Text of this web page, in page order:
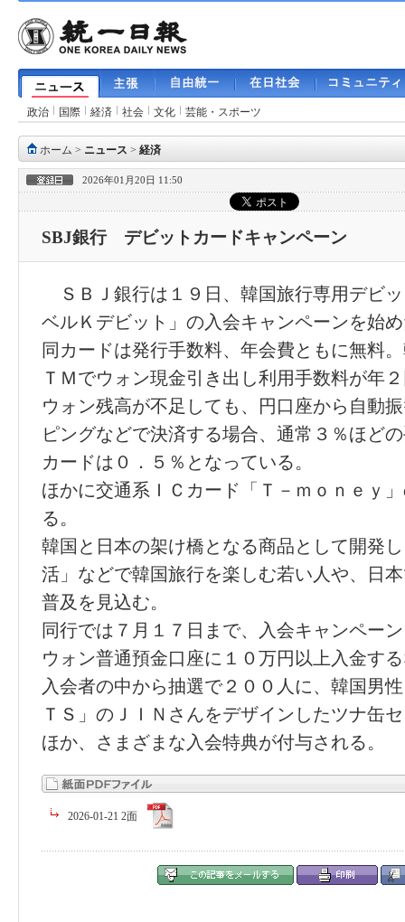
政治 国際 経済 社会 文化 芸能・スポーツ
ホーム > ニュース > 経済
2026年01月20日 11:50
SBJ銀行 デビットカードキャンペーン
ＳＢＪ銀行は１９日、韓国旅行専用デビ
ベルＫデビット」の入会キャンペーンを始
同カードは発行手数料、年会費ともに無料
ＴＭでウォン現金引き出し利用手数料が年
ウォン残高が不足しても、円口座から自動
ピングなどで決済する場合、通常３％ほど
カードは０．５％となっている。
ほかに交通系ＩＣカード「Ｔ－ｍｏｎｅｙ
る。
韓国と日本の架け橋となる商品として開発
活」などで韓国旅行を楽しむ若い人や、日
普及を見込む。
同行では７月１７日まで、入会キャンペー
ウォン普通預金口座に１０万円以上入金す
入会者の中から抽選で２００人に、韓国男
ＴＳ」のＪＩＮさんをデザインしたツナ缶
ほか、さまざまな入会特典が付与される。
2026-01-21 2面